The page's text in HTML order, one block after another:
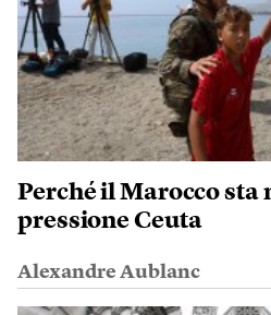
Perché il Marocco sta
pressione Ceuta
Alexandre Aublanc